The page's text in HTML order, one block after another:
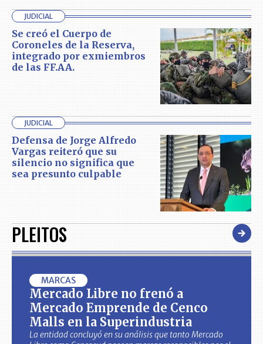
JUDICIAL
Se creó el Cuerpo de
Coroneles de la Reserva,
integrado por exmiembros
de las FF.AA.
JUDICIAL
Defensa de Jorge Alfredo
Vargas reiteró que su
silencio no significa que
sea presunto culpable
PLEITOS
MARCAS
Mercado Libre no frenó a
Mercado Emprende de Cenco
Malls en la Superindustria
La entidad concluyó en su análisis que tanto Mercado